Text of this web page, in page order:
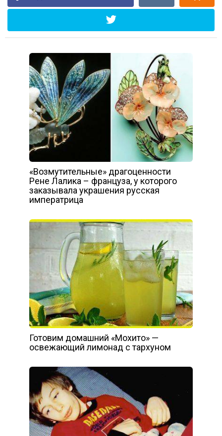
«Возмутительные» драгоценности
Рене Лалика – француза, у которого
заказывала украшения русская
императрица
Готовим домашний «Мохито» —
освежающий лимонад с тархуном